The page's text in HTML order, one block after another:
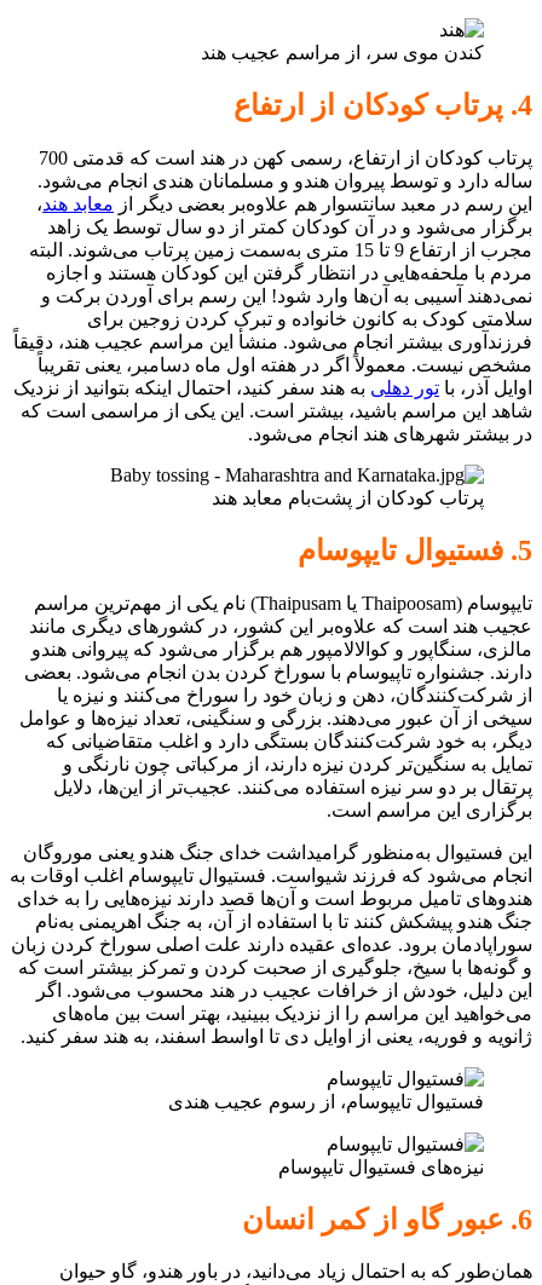
کندن موی سر، از مراسم عجیب هند
4. پرتاب کودکان از ارتفاع
پرتاب کودکان از ارتفاع، رسمی کهن در هند است که قدمتی 700
ساله دارد و توسط پیروان هندو و مسلمانان هندی انجام می‌شود.
این رسم در معبد سانتسوار هم علاوه‌بر بعضی دیگر از معابد هند،
برگزار می‌شود و در آن کودکان کمتر از دو سال توسط یک زاهد
مجرب از ارتفاع 9 تا 15 متری به‌سمت زمین پرتاب می‌شوند. البته
مردم با ملحفه‌هایی در انتظار گرفتن این کودکان هستند و اجازه
نمی‌دهند آسیبی به آن‌ها وارد شود! این رسم برای آوردن برکت و
سلامتی کودک به کانون خانواده و تبرک کردن زوجین برای
فرزندآوری بیشتر انجام می‌شود. منشأ این مراسم عجیب هند، دقیقاً
مشخص نیست. معمولاً اگر در هفته اول ماه دسامبر، یعنی تقریباً
اوایل آذر، با تور دهلی به هند سفر کنید، احتمال اینکه بتوانید از نزدیک
شاهد این مراسم باشید، بیشتر است. این یکی از مراسمی است که
در بیشتر شهرهای هند انجام می‌شود.
پرتاب کودکان از پشت‌بام معابد هند
5. فستیوال تایپوسام
تایپوسام (Thaipoosam یا Thaipusam) نام یکی از مهم‌ترین مراسم
عجیب هند است که علاوه‌بر این کشور، در کشورهای دیگری مانند
مالزی، سنگاپور و کوالالامپور هم برگزار می‌شود که پیروانی هندو
دارند. جشنواره تاپیوسام با سوراخ کردن بدن انجام می‌شود. بعضی
از شرکت‌کنندگان، دهن و زبان خود را سوراخ می‌کنند و نیزه یا
سیخی از آن عبور می‌دهند. بزرگی و سنگینی، تعداد نیزه‌ها و عوامل
دیگر، به خود شرکت‌کنندگان بستگی دارد و اغلب متقاضیانی که
تمایل به سنگین‌تر کردن نیزه دارند، از مرکباتی چون نارنگی و
پرتقال بر دو سر نیزه استفاده می‌کنند. عجیب‌تر از این‌‌ها، دلایل
برگزاری این مراسم است.
این فستیوال به‌منظور گرامیداشت خدای جنگ هندو یعنی موروگان
انجام می‌شود که فرزند شیواست. فستیوال تایپوسام اغلب اوقات به
هندوهای تامیل مربوط است و آن‌ها قصد دارند نیزه‌هایی را به خدای
جنگ هندو پیشکش کنند تا با استفاده از آن، به جنگ اهریمنی به‌نام
سوراپادمان برود. عده‌ای عقیده دارند علت اصلی سوراخ کردن زبان
و گونه‌ها با سیخ، جلوگیری از صحبت کردن و تمرکز بیشتر است که
این دلیل، خودش از خرافات عجیب در هند محسوب می‌شود. اگر
می‌خواهید این مراسم را از نزدیک ببینید، بهتر است بین ماه‌های
ژانویه و فوریه، یعنی از اوایل دی تا اواسط اسفند، به هند سفر کنید.
فستیوال تایپوسام، از رسوم عجیب هندی
نیزه‌های فستیوال تایپوسام
6. عبور گاو از کمر انسان
همان‌طور که به احتمال زیاد می‌دانید، در باور هندو، گاو حیوان